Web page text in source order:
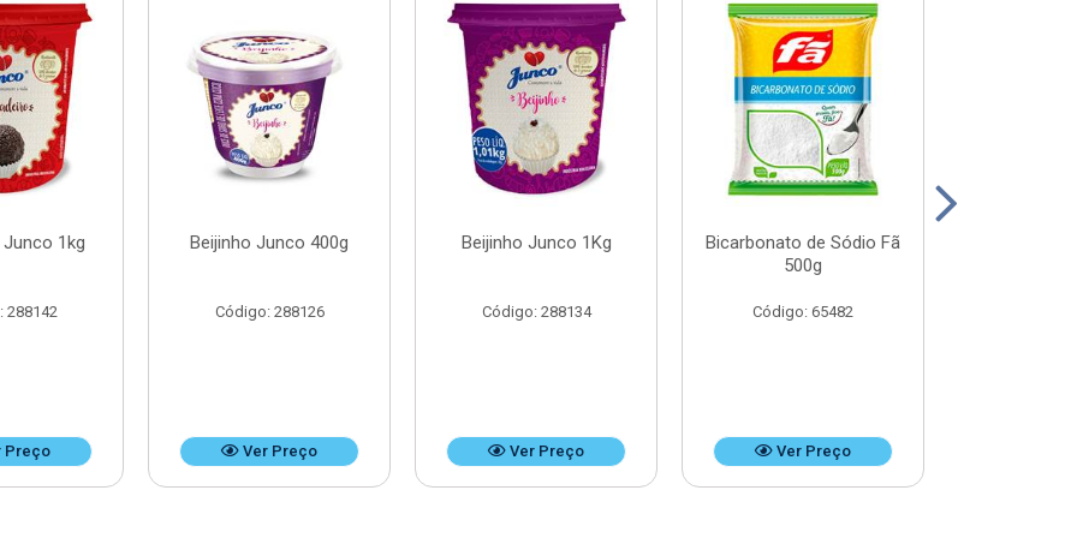
1kg
288142
Preço
Beijinho Junco 400g
Código: 288126
Ver Preço
Beijinho Junco 1Kg
Código: 288134
Ver Preço
Bicarbonato de Sódio Fã
500g
Código: 65482
Ver Preço